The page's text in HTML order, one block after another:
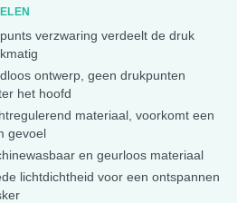
verzwaring verdeelt de druk
ontwerp, geen drukpunten
het hoofd
materiaal, voorkomt een
gevoel
en geurloos materiaal
lichtdichtheid voor een ontspannen